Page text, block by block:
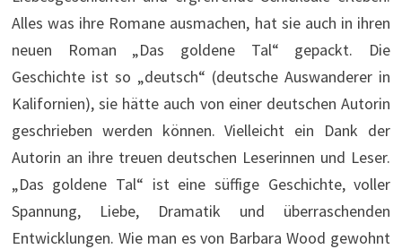
Alles was ihre Romane ausmachen, hat sie auch in ihren
neuen Roman „Das goldene Tal“ gepackt. Die
Geschichte ist so „deutsch“ (deutsche Auswanderer in
Kalifornien), sie hätte auch von einer deutschen Autorin
geschrieben werden können. Vielleicht ein Dank der
Autorin an ihre treuen deutschen Leserinnen und Leser.
„Das goldene Tal“ ist eine süffige Geschichte, voller
Spannung, Liebe, Dramatik und überraschenden
Entwicklungen. Wie man es von Barbara Wood gewohnt